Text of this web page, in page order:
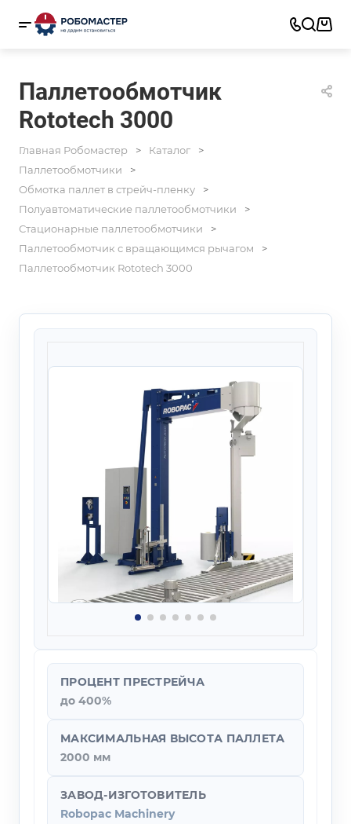
Паллетообмотчик
Rototech 3000
Главная Робомастер
Каталог
Паллетообмотчики
Обмотка паллет в стрейч-пленку
Полуавтоматические паллетообмотчики
Стационарные паллетообмотчики
Паллетообмотчик с вращающимся рычагом
Паллетообмотчик Rototech 3000
ПРОЦЕНТ ПРЕСТРЕЙЧА
до 400%
МАКСИМАЛЬНАЯ ВЫСОТА ПАЛЛЕТА
2000 мм
ЗАВОД-ИЗГОТОВИТЕЛЬ
Robopac Machinery